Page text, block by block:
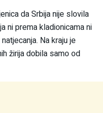
da Srbija nije slovila
ni prema kladionicama ni
Na kraju je
žirija dobila samo od